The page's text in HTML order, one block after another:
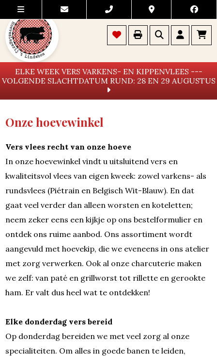
ELKE WEEK VERS VARKENS- EN KIPPENVLEES ---
VOLGENDE SLACHTDATUM RUND: 28 EN 29 AUGUSTUS
Onze hoevewinkel
Vers vlees recht van onze hoeve
In onze hoevewinkel vindt u uitsluitend vers en
kwaliteitsvol vlees van eigen kweek: zowel varkens- als
rundsvlees (Piétrain en Belgisch Wit-Blauw). En dat
gaat veel verder dan alleen worsten en koteletten;
neem zeker eens een kijkje op ons bestelformulier en
ontdek ons ruime aanbod. Ons assortiment wordt
aangevuld met hoevekip, die we eveneens in ons atelier
met zorg verwerken. Ook al onze charcuterie maken
we zelf: van paté en grillworst tot rillette en gerookte
ham. Er valt dus heel wat te ontdekken!
Elke donderdag vers bereid
Op donderdag bereiden we met veel zorg al onze
specialiteiten. Om alles in goede banen te leiden,